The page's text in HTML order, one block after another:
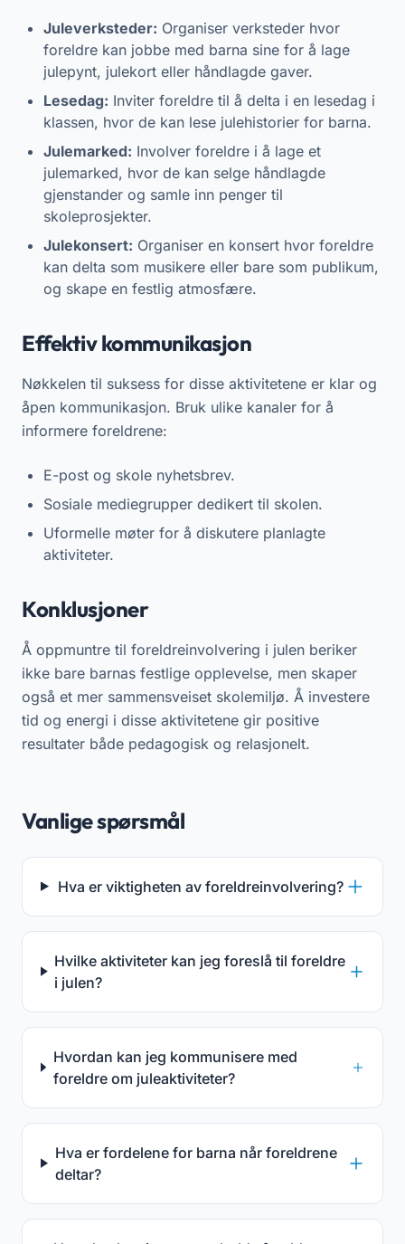
Juleverksteder: Organiser verksteder hvor
foreldre kan jobbe med barna sine for å lage
julepynt, julekort eller håndlagde gaver.
Lesedag: Inviter foreldre til å delta i en lesedag i
klassen, hvor de kan lese julehistorier for barna.
Julemarked: Involver foreldre i å lage et
julemarked, hvor de kan selge håndlagde
gjenstander og samle inn penger til
skoleprosjekter.
Julekonsert: Organiser en konsert hvor foreldre
kan delta som musikere eller bare som publikum,
og skape en festlig atmosfære.
Effektiv kommunikasjon
Nøkkelen til suksess for disse aktivitetene er klar og
åpen kommunikasjon. Bruk ulike kanaler for å
informere foreldrene:
E-post og skole nyhetsbrev.
Sosiale mediegrupper dedikert til skolen.
Uformelle møter for å diskutere planlagte
aktiviteter.
Konklusjoner
Å oppmuntre til foreldreinvolvering i julen beriker
ikke bare barnas festlige opplevelse, men skaper
også et mer sammensveiset skolemiljø. Å investere
tid og energi i disse aktivitetene gir positive
resultater både pedagogisk og relasjonelt.
Vanlige spørsmål
Hva er viktigheten av foreldreinvolvering?
Hvilke aktiviteter kan jeg foreslå til foreldre
i julen?
Hvordan kan jeg kommunisere med
foreldre om juleaktiviteter?
Hva er fordelene for barna når foreldrene
deltar?